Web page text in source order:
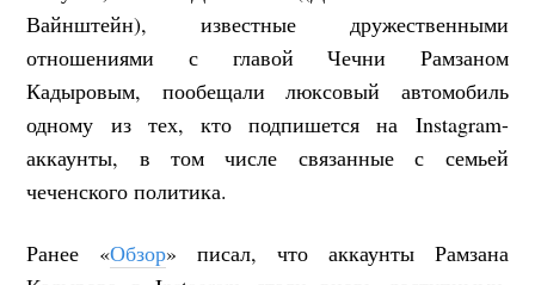
Вайнштейн), известные дружественными
отношениями с главой Чечни Рамзаном
Кадыровым, пообещали люксовый автомобиль
одному из тех, кто подпишется на Instagram-
аккаунты, в том числе связанные с семьей
чеченского политика.
Ранее «Обзор» писал, что аккаунты Рамзана